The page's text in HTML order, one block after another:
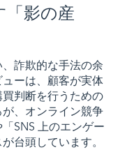
「影の産
詐欺的な手法の余
ーは、顧客が実体
判断を行うための
、オンライン競争
SNS 上のエンゲー
台頭しています。